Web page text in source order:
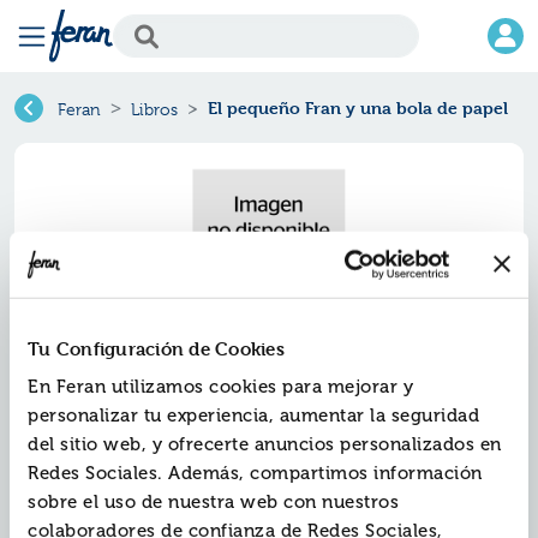
Tu Configuración de Cookies
En Feran utilizamos cookies para mejorar y
personalizar tu experiencia, aumentar la seguridad
del sitio web, y ofrecerte anuncios personalizados en
Redes Sociales. Además, compartimos información
sobre el uso de nuestra web con nuestros
colaboradores de confianza de Redes Sociales,
Feran Libros El pequeño Fran y una bola de papel
El pequeño fran y una bola de
papel
Ref.ZZZ-0746295